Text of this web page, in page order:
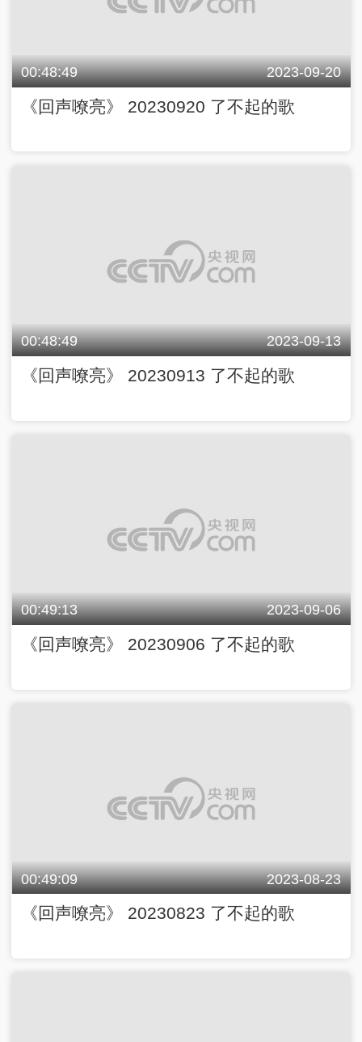
00:48:49 2023-09-20
《回声嘹亮》 20230920 了不起的歌
00:48:49 2023-09-13
《回声嘹亮》 20230913 了不起的歌
00:49:13 2023-09-06
《回声嘹亮》 20230906 了不起的歌
00:49:09 2023-08-23
《回声嘹亮》 20230823 了不起的歌